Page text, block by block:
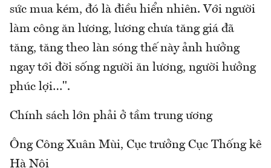
sức mua kém, đó là điều hiển nhiên. Với người
làm công ăn lương, lương chưa tăng giá đã
tăng, tăng theo làn sóng thế này ảnh hưởng
ngay tới đời sống người ăn lương, người hưởng
phúc lợi…".
Chính sách lớn phải ở tầm trung ương
Ông Công Xuân Mùi, Cục trưởng Cục Thống kê
Hà Nội